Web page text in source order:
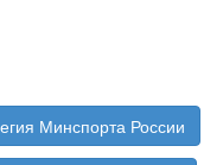
Минспорта России